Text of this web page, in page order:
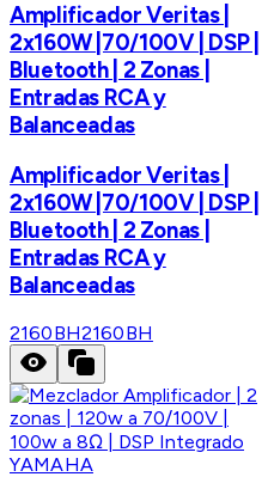
Amplificador Veritas |
2x160W |70/100V | DSP |
Bluetooth | 2 Zonas |
Entradas RCA y
Balanceadas
Amplificador Veritas |
2x160W |70/100V | DSP |
Bluetooth | 2 Zonas |
Entradas RCA y
Balanceadas
2160BH2160BH
YAMAHA